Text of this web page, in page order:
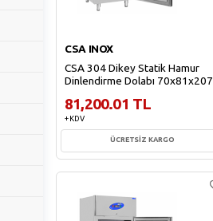
CSA INOX
CSA 304 Dikey Statik Hamur
Dinlendirme Dolabı 70x81x207
81,200.01 TL
+ KDV
ÜCRETSİZ KARGO
Sepete Ekle